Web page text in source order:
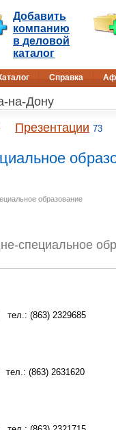
Добавить
компанию
в деловой
каталог
Справка
на-Дону
Презентации 73
образование
специальное
тел.: (863) 2329685
тел.: (863) 2631620